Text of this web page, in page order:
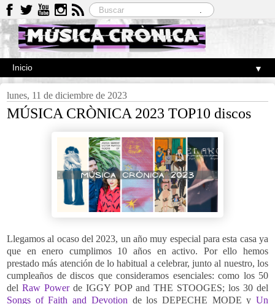
▼
lunes, 11 de diciembre de 2023
MÚSICA CRÒNICA 2023 TOP10 discos
Llegamos al ocaso del 2023, un año muy especial para esta casa ya
que en enero cumplimos 10 años en activo. Por ello hemos
prestado más atención de lo habitual a celebrar, junto al nuestro, los
cumpleaños de discos que consideramos esenciales: como los 50
del Raw Powerde IGGY POP and THE STOOGES; los 30 del
Songs of Faith and Devotion de los DEPECHE MODE yUn